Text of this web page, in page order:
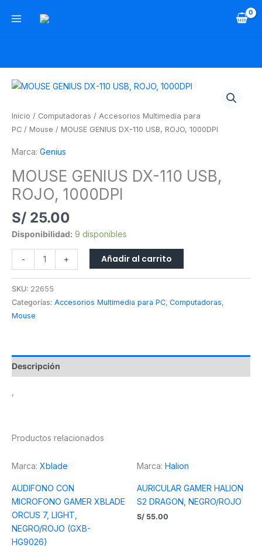
Inicio / Computadoras / Accesorios Multimedia para
PC / Mouse / MOUSE GENIUS DX-110 USB, ROJO, 1000DPI
Marca: Genius
MOUSE GENIUS DX-110 USB,
ROJO, 1000DPI
S/ 25.00
Disponibilidad: 9 disponibles
-
MOUSE
DX-
110
ROJO,
cantidad
+ Añadir al carrito
SKU: 22655
Categorías: Accesorios Multimedia para PC, Computadoras,
Mouse
Descripción
Productos relacionados
Marca: Xblade
AUDIFONO CON
MICROFONO GAMER XBLADE
ORCUS 7, LIGHT,
NEGRO/ROJO (GXB-
HG9026)
Marca: Halion
AURICULAR GAMER HALION
S2 DRAGON, NEGRO/ROJO
S/ 55.00